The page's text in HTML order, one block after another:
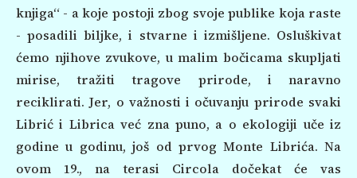
knjiga“ - a koje postoji zbog svoje publike koja raste
- posadili biljke, i stvarne i izmišljene. Osluškivat
ćemo njihove zvukove, u malim bočicama skupljati
mirise, tražiti tragove prirode, i naravno
reciklirati. Jer, o važnosti i očuvanju prirode svaki
Librić i Librica već zna puno, a o ekologiji uče iz
godine u godinu, još od prvog Monte Librića. Na
ovom 19., na terasi Circola dočekat će vas